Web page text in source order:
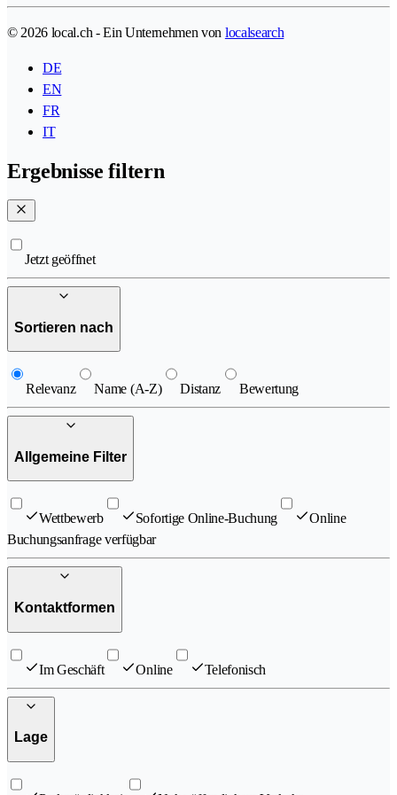
© 2026 local.ch - Ein Unternehmen von localsearch
DE
EN
FR
IT
Ergebnisse filtern
Jetzt geöffnet
Sortieren nach
Relevanz Name (A-Z) Distanz Bewertung
Allgemeine Filter
Wettbewerb Sofortige Online-Buchung
Online
Buchungsanfrage verfügbar
Kontaktformen
Im Geschäft Online Telefonisch
Lage